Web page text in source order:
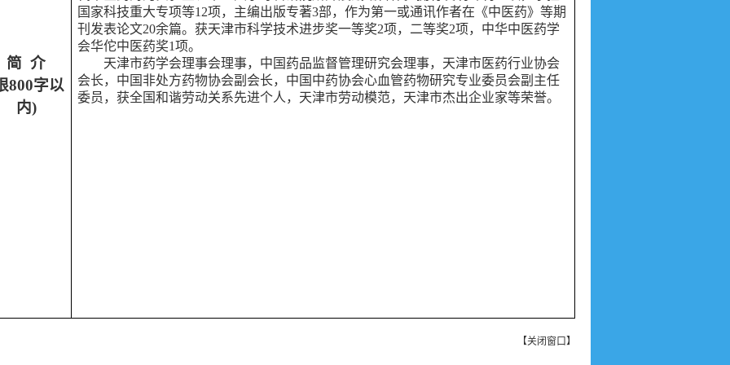
简 介
800字以
内)
国家科技重大专项等12项，主编出版专著3部，作为第一或通讯作者在《中医药》等期
刊发表论文20余篇。获天津市科学技术进步奖一等奖2项，二等奖2项，中华中医药学
会华佗中医药奖1项。
天津市药学会理事会理事，中国药品监督管理研究会理事，天津市医药行业协会
会长，中国非处方药物协会副会长，中国中药协会心血管药物研究专业委员会副主任
委员，获全国和谐劳动关系先进个人，天津市劳动模范，天津市杰出企业家等荣誉。
【关闭窗口】